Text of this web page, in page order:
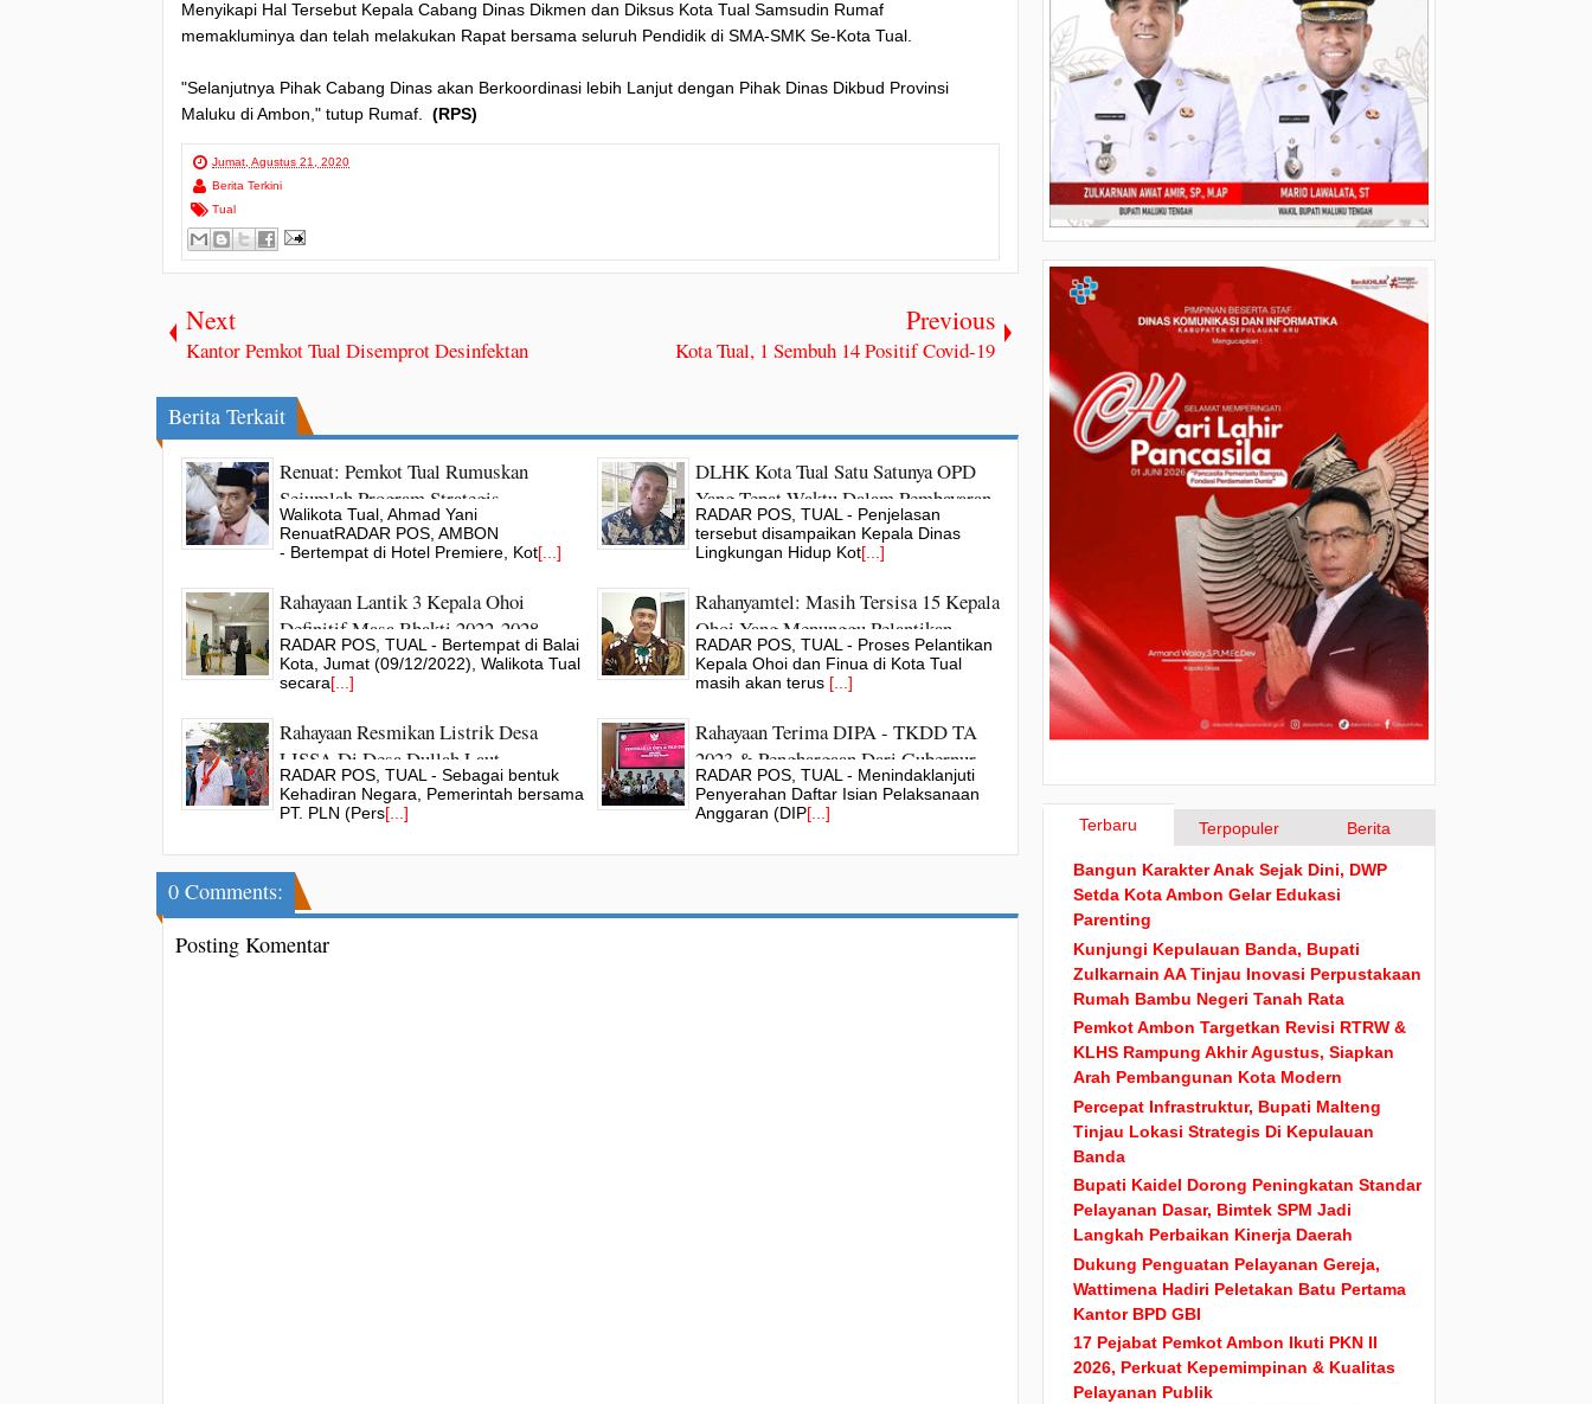
Menyikapi Hal Tersebut Kepala Cabang Dinas Dikmen dan Diksus Kota Tual Samsudin Rumaf
memakluminya dan telah melakukan Rapat bersama seluruh Pendidik di SMA-SMK Se-Kota Tual.
"Selanjutnya Pihak Cabang Dinas akan Berkoordinasi lebih Lanjut dengan Pihak Dinas Dikbud Provinsi
Maluku di Ambon," tutup Rumaf.
(RPS)
Jumat, Agustus 21, 2020
Berita Terkini
Tual
Next
Kantor Pemkot Tual Disemprot Desinfektan
Previous
Kota Tual, 1 Sembuh 14 Positif Covid-19
Berita Terkait
Renuat: Pemkot Tual Rumuskan
Sejumlah Program Strategis
Pembangunan Jangka Menengah &
Panjang
Walikota Tual, Ahmad Yani
RenuatRADAR POS, AMBON
- Bertempat di Hotel Premiere, Kot[...]
DLHK Kota Tual Satu Satunya OPD
Yang Tepat Waktu Dalam Pembayaran
Upah Petugas Kebersihan
RADAR POS, TUAL - Penjelasan
tersebut disampaikan Kepala Dinas
Lingkungan Hidup Kot[...]
Rahayaan Lantik 3 Kepala Ohoi
Definitif Masa Bhakti 2022-2028
RADAR POS, TUAL - Bertempat di Balai
Kota, Jumat (09/12/2022), Walikota Tual
secara[...]
Rahanyamtel: Masih Tersisa 15 Kepala
Ohoi Yang Menunggu Pelantikan
Tahun 2023
RADAR POS, TUAL - Proses Pelantikan
Kepala Ohoi dan Finua di Kota Tual
masih akan terus [...]
Rahayaan Resmikan Listrik Desa
LISSA Di Desa Dullah Laut
RADAR POS, TUAL - Sebagai bentuk
Kehadiran Negara, Pemerintah bersama
PT. PLN (Pers[...]
Rahayaan Terima DIPA - TKDD TA
2023 & Penghargaan Dari Gubernur
Maluku
RADAR POS, TUAL - Menindaklanjuti
Penyerahan Daftar Isian Pelaksanaan
Anggaran (DIP[...]
0 Comments:
Posting Komentar
Terbaru Terpopuler Berita
Bangun Karakter Anak Sejak Dini, DWP
Setda Kota Ambon Gelar Edukasi
Parenting
Kunjungi Kepulauan Banda, Bupati
Zulkarnain AA Tinjau Inovasi Perpustakaan
Rumah Bambu Negeri Tanah Rata
Pemkot Ambon Targetkan Revisi RTRW &
KLHS Rampung Akhir Agustus, Siapkan
Arah Pembangunan Kota Modern
Percepat Infrastruktur, Bupati Malteng
Tinjau Lokasi Strategis Di Kepulauan
Banda
Bupati Kaidel Dorong Peningkatan Standar
Pelayanan Dasar, Bimtek SPM Jadi
Langkah Perbaikan Kinerja Daerah
Dukung Penguatan Pelayanan Gereja,
Wattimena Hadiri Peletakan Batu Pertama
Kantor BPD GBI
17 Pejabat Pemkot Ambon Ikuti PKN II
2026, Perkuat Kepemimpinan & Kualitas
Pelayanan Publik